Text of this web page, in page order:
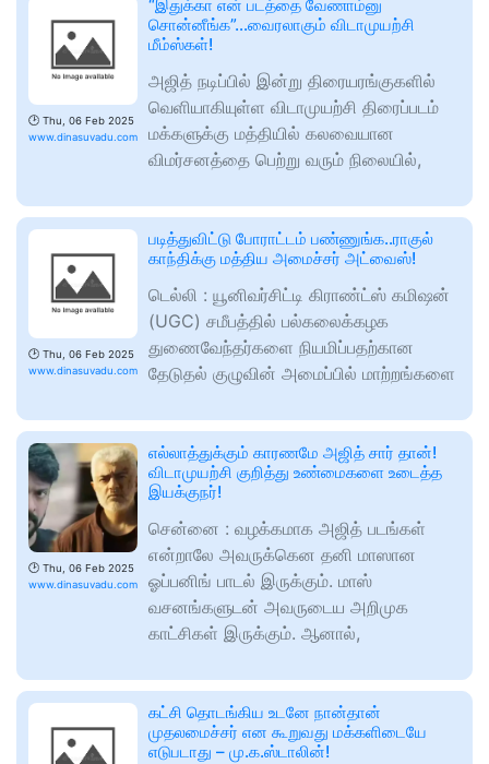
🕑 Thu, 06 Feb 2025
www.dinasuvadu.com
“இதுக்கா என் படத்தை வேணாம்னு
சொன்னீங்க”…வைரலாகும் விடாமுயற்சி
மீம்ஸ்கள்!
அஜித் நடிப்பில் இன்று திரையரங்குகளில்
வெளியாகியுள்ள விடாமுயற்சி திரைப்படம்
மக்களுக்கு மத்தியில் கலவையான
விமர்சனத்தை பெற்று வரும் நிலையில்,
🕑 Thu, 06 Feb 2025
www.dinasuvadu.com
படித்துவிட்டு போராட்டம் பண்ணுங்க..ராகுல்
காந்திக்கு மத்திய அமைச்சர் அட்வைஸ்!
டெல்லி : யூனிவர்சிட்டி கிராண்ட்ஸ் கமிஷன்
(UGC) சமீபத்தில் பல்கலைக்கழக
துணைவேந்தர்களை நியமிப்பதற்கான
தேடுதல் குழுவின் அமைப்பில் மாற்றங்களை
🕑 Thu, 06 Feb 2025
www.dinasuvadu.com
எல்லாத்துக்கும் காரணமே அஜித் சார் தான்!
விடாமுயற்சி குறித்து உண்மைகளை உடைத்த
இயக்குநர்!
சென்னை : வழக்கமாக அஜித் படங்கள்
என்றாலே அவருக்கென தனி மாஸான
ஓப்பனிங் பாடல் இருக்கும். மாஸ்
வசனங்களுடன் அவருடைய அறிமுக
காட்சிகள் இருக்கும். ஆனால்,
கட்சி தொடங்கிய உடனே நான்தான்
முதலமைச்சர் என கூறுவது மக்களிடையே
எடுபடாது – மு.க.ஸ்டாலின்!